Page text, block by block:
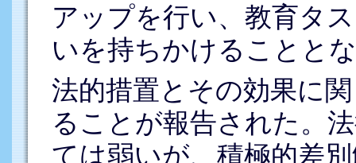
アップを行い、教育タ
いを持ちかけることと
法的措置とその効果に
ることが報告された。
ては弱いが、積極的差